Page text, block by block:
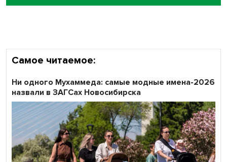
Самое читаемое:
Ни одного Мухаммеда: самые модные имена-2026
назвали в ЗАГСах Новосибирска